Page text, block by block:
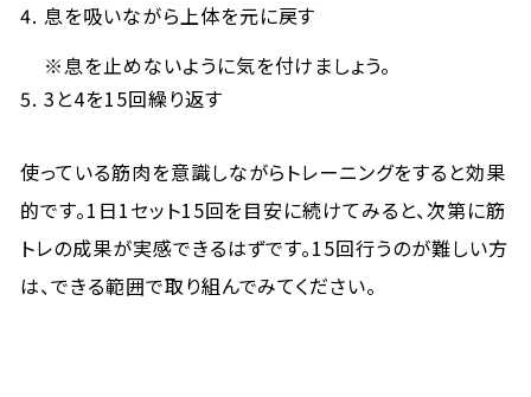
息を吸いながら上体を元に戻す
※息を止めないように気を付けましょう。
3と4を15回繰り返す
使っている筋肉を意識しながらトレーニングをすると効果
的です。1日1セット15回を目安に続けてみると、次第に筋
トレの成果が実感できるはずです。15回行うのが難しい方
は、できる範囲で取り組んでみてください。